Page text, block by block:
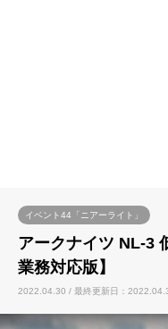
イベント44「ニアーライト」
アークナイツ NL-3
業務対応版】
2022.04.30 / 最終更新日：